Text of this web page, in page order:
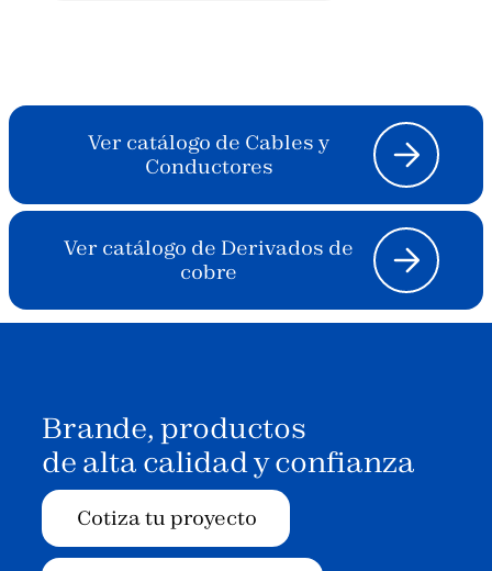
Ver catálogo de Cables y
Conductores
Ver catálogo de Derivados de
cobre
Brande, productos
de alta calidad y confianza
Cotiza tu proyecto